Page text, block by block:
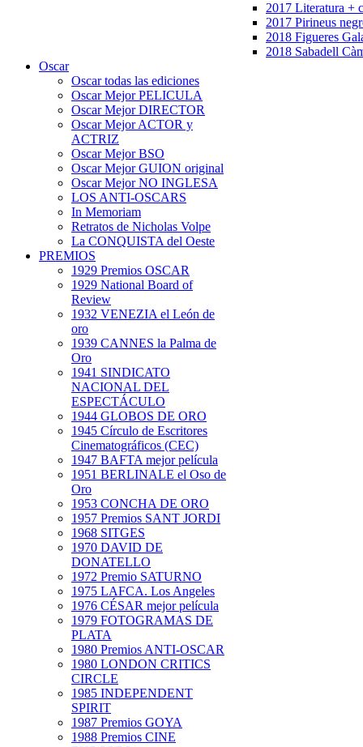
2017 Literatura +
2017 Pirineus
2018 Figueres
2018 Sabadell
Oscar
Oscar todas las ediciones
Oscar Mejor PELICULA
Oscar Mejor DIRECTOR
Oscar Mejor ACTOR y
ACTRIZ
Oscar Mejor BSO
Oscar Mejor GUION original
Oscar Mejor NO INGLESA
LOS ANTI-OSCARS
In Memoriam
Retratos de Nicholas Volpe
La CONQUISTA del Oeste
PREMIOS
1929 Premios OSCAR
1929 National Board of
Review
1932 VENEZIA el León de
oro
1939 CANNES la Palma de
Oro
1941 SINDICATO
NACIONAL DEL
ESPECTÁCULO
1944 GLOBOS DE ORO
1945 Círculo de Escritores
Cinematográficos (CEC)
1947 BAFTA mejor película
1951 BERLINALE el Oso de
Oro
1953 CONCHA DE ORO
1957 Premios SANT JORDI
1968 SITGES
1970 DAVID DE
DONATELLO
1972 Premio SATURNO
1975 LAFCA. Los Angeles
1976 CÉSAR mejor película
1979 FOTOGRAMAS DE
PLATA
1980 Premios ANTI-OSCAR
1980 LONDON CRITICS
CIRCLE
1985 INDEPENDENT
SPIRIT
1987 Premios GOYA
1988 Premios CINE